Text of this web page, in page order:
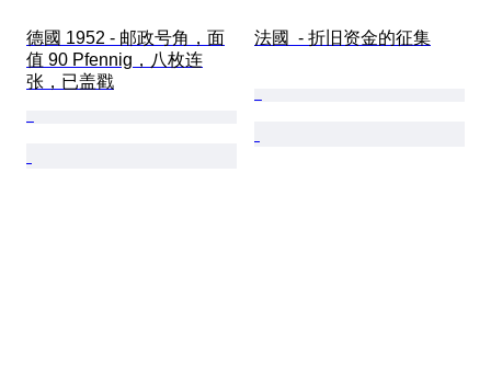
德國 1952 - 邮政号角，面
值 90 Pfennig，八枚连
张，已盖戳
法國  - 折旧资金的征集